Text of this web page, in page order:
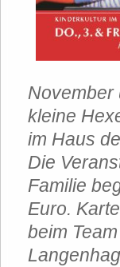
November
kleine
im Haus
Die
Familie
Euro.
beim